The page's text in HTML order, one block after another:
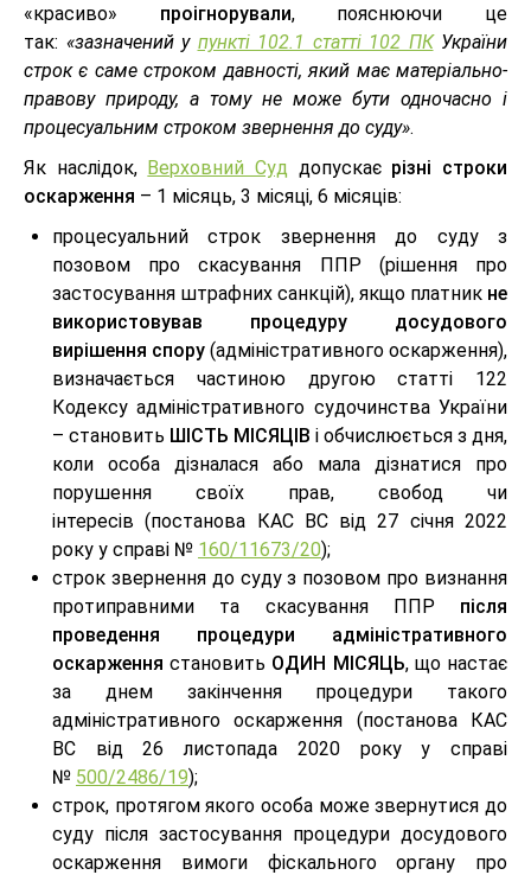
«красиво» проігнорували, пояснюючи це
так: «зазначений у пункті 102.1 статті 102 ПКУкраїни
строк є саме строком давності, який має матеріально-
правову природу, а тому не може бути одночасно і
процесуальним строком звернення до суду».
Як наслідок, Верховний Суд допускає різні строки
оскарження – 1 місяць, 3 місяці, 6 місяців:
процесуальний строк звернення до суду з
позовом про скасування ППР (рішення про
застосування штрафних санкцій), якщо платник не
використовував процедуру досудового
вирішення спору (адміністративного оскарження),
визначається частиною другою статті 122
Кодексу адміністративного судочинства України
– становить ШІСТЬ МІСЯЦІВ і обчислюється з дня,
коли особа дізналася або мала дізнатися про
порушення своїх прав, свобод чи
інтересів (постанова КАС ВС від 27 січня 2022
року у справі № 160/11673/20);
строк звернення до суду з позовом про визнання
протиправними та скасування ППР після
проведення процедури адміністративного
оскарження становить ОДИН МІСЯЦЬ, що настає
за днем закінчення процедури такого
адміністративного оскарження (постанова КАС
ВС від 26 листопада 2020 року у справі
№ 500/2486/19);
строк, протягом якого особа може звернутися до
суду після застосування процедури досудового
оскарження вимоги фіскального органу про